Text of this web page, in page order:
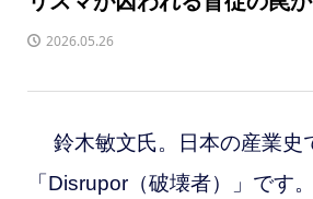
2026.05.26
鈴木敏文氏。日本の産業史
「Disrupor（破壊者）」です